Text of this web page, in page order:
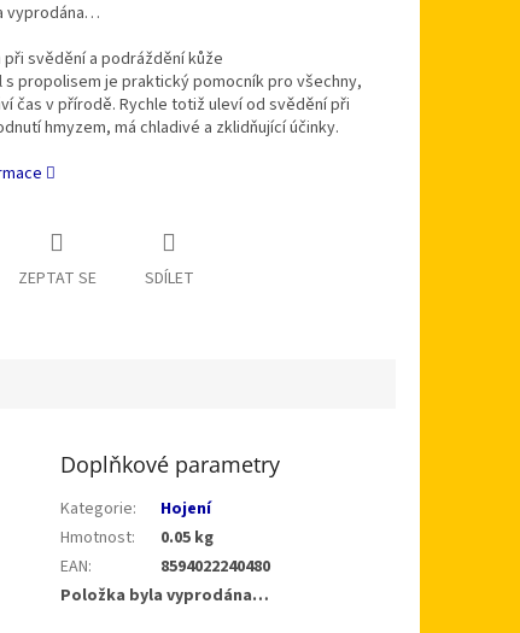
vyprodána…
při svědění a podráždění kůže
s propolisem je praktický pomocník pro všechny,
čas v přírodě. Rychle totiž uleví od svědění při
hmyzem, má chladivé a zklidňující účinky.
ZEPTAT SE SDÍLET
Doplňkové parametry
Kategorie:
Hojení
Hmotnost:
0.05 kg
EAN:
8594022240480
Položka byla vyprodána…